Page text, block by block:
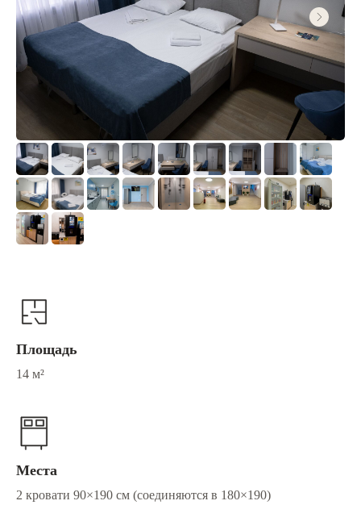
Площадь
14 м²
Места
2 кровати 90×190 см (соединяются в 180×190)